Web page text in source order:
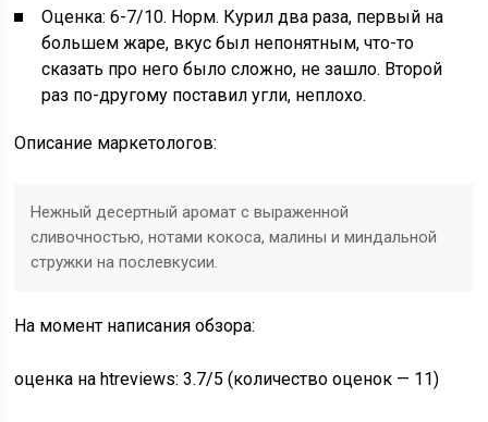
Оценка: 6-7/10. Норм. Курил два раза, первый на
большем жаре, вкус был непонятным, что-то
сказать про него было сложно, не зашло. Второй
раз по-другому поставил угли, неплохо.
Описание маркетологов:
Нежный десертный аромат с выраженной
сливочностью, нотами кокоса, малины и миндальной
стружки на послевкусии.
На момент написания обзора:
оценка на htreviews: 3.7/5 (количество оценок — 11)